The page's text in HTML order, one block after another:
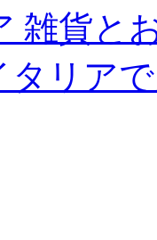
雑貨と
タリア